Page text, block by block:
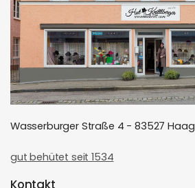
Wasserburger Straße 4 - 83527 Haag
gut behütet seit 1534
Kontakt